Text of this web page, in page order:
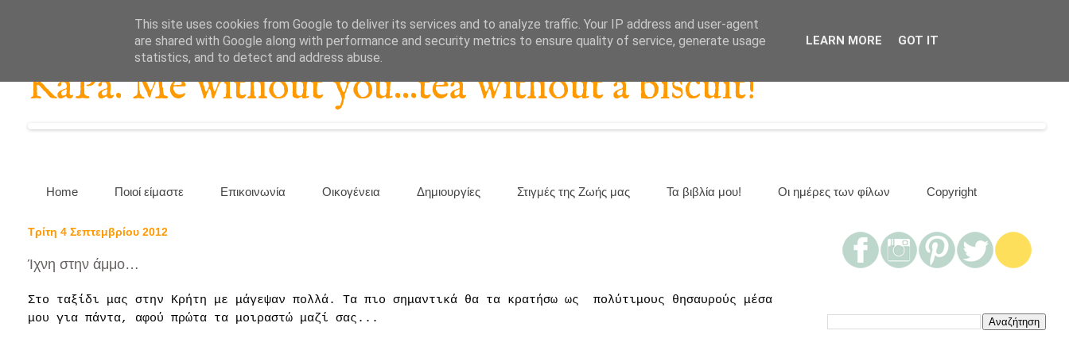
KaPa. Me without you...tea without a biscuit!
Home Ποιοί είμαστε Επικοινωνία Οικογένεια Δημιουργίες Στιγμές της Ζωής μας Τα βιβλία μου! Οι ημέρες των φίλων Copyright
Τρίτη 4 Σεπτεμβρίου 2012
Ίχνη στην άμμο…
Στο ταξίδι μας στην Κρήτη με μάγεψαν πολλά. Τα πιο σημαντικά θα τα κρατήσω ως
πολύτιμους θησαυρούς μέσα
μου για πάντα, αφού πρώτα τα μοιραστώ μαζί σας...
This site uses cookies from Google to deliver its services and to analyze traffic. Your IP address and user-agent
are shared with Google along with performance and security metrics to ensure quality of service, generate usage
statistics, and to detect and address abuse.
LEARN MORE GOT IT